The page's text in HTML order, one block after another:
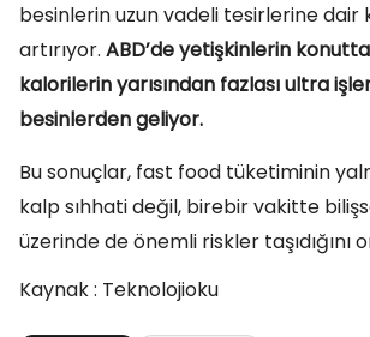
besinlerin uzun vadeli tesirlerine dair
artırıyor. ABD’de yetişkinlerin
kalorilerin yarısından fazlası ultra
besinlerden geliyor.
Bu sonuçlar, fast food tüketiminin
kalp sıhhati değil, birebir vakitte
üzerinde de önemli riskler taşıdığını
Kaynak : Teknolojioku